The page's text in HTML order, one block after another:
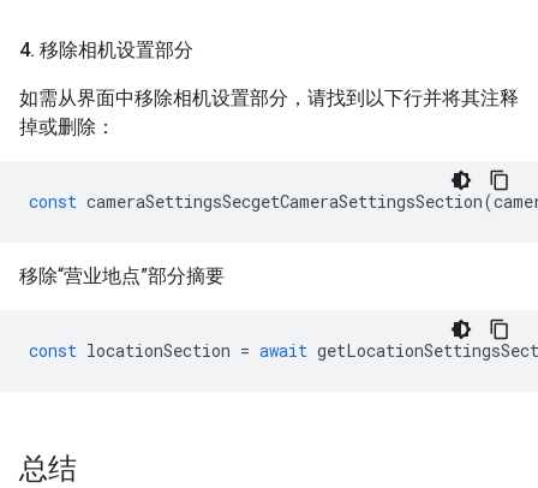
4. 移除相机设置部分
如需从界面中移除相机设置部分，请找到以下行并将其注释
掉或删除：
const cameraSettingsSecgetCameraSettingsSection(
移除“营业地点”部分摘要
const locationSection = await
总结